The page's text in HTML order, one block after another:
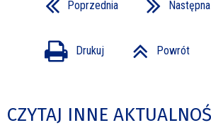
Poprzednia Następna
Drukuj Powrót
CZYTAJ INNE